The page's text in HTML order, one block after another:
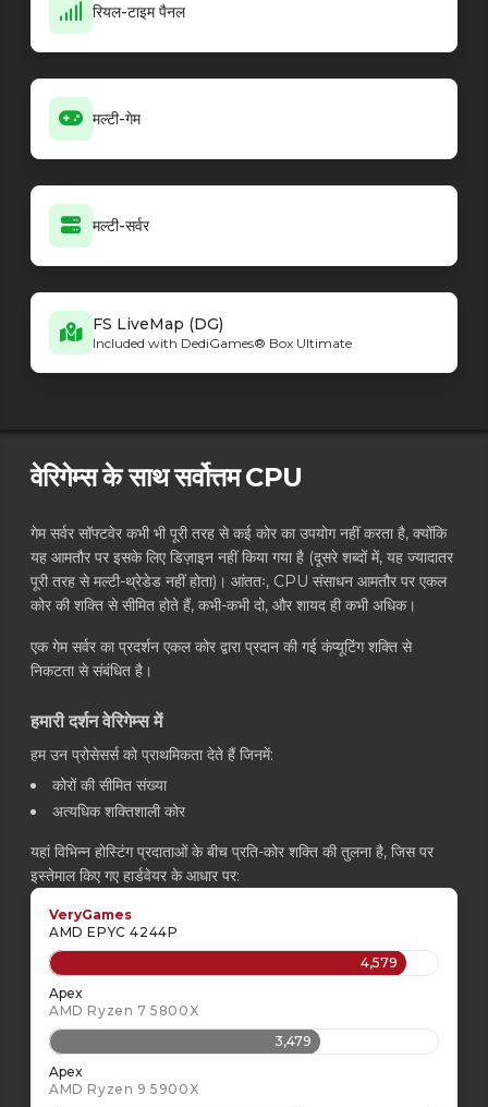
रियल-टाइम पैनल
मल्टी-गेम
मल्टी-सर्वर
FS LiveMap (DG)
Included with DediGames® Box Ultimate
वेरिगेम्स के साथ सर्वोत्तम CPU
गेम सर्वर सॉफ्टवेर कभी भी पूरी तरह से कई कोर का उपयोग नहीं करता है, क्योंकि
यह आमतौर पर इसके लिए डिज़ाइन नहीं किया गया है (दूसरे शब्दों में, यह ज्यादातर
पूरी तरह से मल्टी-थ्रेडेड नहीं होता)। आंततः, CPU संसाधन आमतौर पर एकल
कोर की शक्ति से सीमित होते हैं, कभी-कभी दो, और शायद ही कभी अधिक।
एक गेम सर्वर का प्रदर्शन एकल कोर द्वारा प्रदान की गई कंप्यूटिंग शक्ति से
निकटता से संबंधित है।
हमारी दर्शन वेरिगेम्स में
हम उन प्रोसेसर्स को प्राथमिकता देते हैं जिनमें:
कोरों की सीमित संख्या
अत्यधिक शक्तिशाली कोर
यहां विभिन्न होस्टिंग प्रदाताओं के बीच प्रति-कोर शक्ति की तुलना है, जिस पर
इस्तेमाल किए गए हार्डवेयर के आधार पर:
VeryGames
AMD EPYC 4244P
4,579
Apex
AMD Ryzen 7 5800X
3,479
Apex
AMD Ryzen 9 5900X